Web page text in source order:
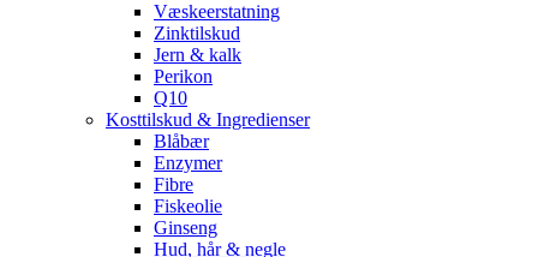
Væskeerstatning
Zinktilskud
Jern & kalk
Perikon
Q10
Kosttilskud & Ingredienser
Blåbær
Enzymer
Fibre
Fiskeolie
Ginseng
Hud, hår & negle